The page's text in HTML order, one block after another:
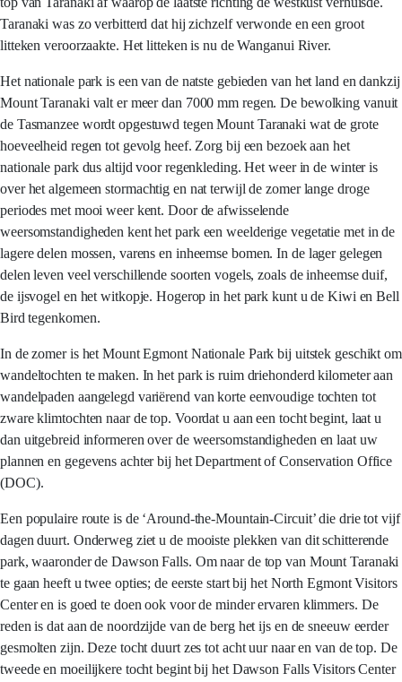
Taranaki was zo verbitterd dat hij zichzelf verwonde en een groot
litteken veroorzaakte. Het litteken is nu de Wanganui River.
Het nationale park is een van de natste gebieden van het land en dankzij
Mount Taranaki valt er meer dan 7000 mm regen. De bewolking vanuit
de Tasmanzee wordt opgestuwd tegen Mount Taranaki wat de grote
hoeveelheid regen tot gevolg heef. Zorg bij een bezoek aan het
nationale park dus altijd voor regenkleding. Het weer in de winter is
over het algemeen stormachtig en nat terwijl de zomer lange droge
periodes met mooi weer kent. Door de afwisselende
weersomstandigheden kent het park een weelderige vegetatie met in de
lagere delen mossen, varens en inheemse bomen. In de lager gelegen
delen leven veel verschillende soorten vogels, zoals de inheemse duif,
de ijsvogel en het witkopje. Hogerop in het park kunt u de Kiwi en Bell
Bird tegenkomen.
In de zomer is het Mount Egmont Nationale Park bij uitstek geschikt om
wandeltochten te maken. In het park is ruim driehonderd kilometer aan
wandelpaden aangelegd variërend van korte eenvoudige tochten tot
zware klimtochten naar de top. Voordat u aan een tocht begint, laat u
dan uitgebreid informeren over de weersomstandigheden en laat uw
plannen en gegevens achter bij het Department of Conservation Office
(DOC).
Een populaire route is de ‘Around-the-Mountain-Circuit’ die drie tot vijf
dagen duurt. Onderweg ziet u de mooiste plekken van dit schitterende
park, waaronder de Dawson Falls. Om naar de top van Mount Taranaki
te gaan heeft u twee opties; de eerste start bij het North Egmont Visitors
Center en is goed te doen ook voor de minder ervaren klimmers. De
reden is dat aan de noordzijde van de berg het ijs en de sneeuw eerder
gesmolten zijn. Deze tocht duurt zes tot acht uur naar en van de top. De
tweede en moeilijkere tocht begint bij het Dawson Falls Visitors Center